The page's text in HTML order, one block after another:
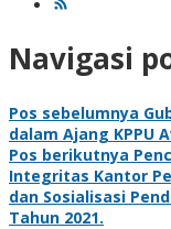
Navigasi
Pos sebelumnya
dalam Ajang KPPU
Pos berikutnya
Integritas Kantor
dan Sosialisasi
Tahun 2021.